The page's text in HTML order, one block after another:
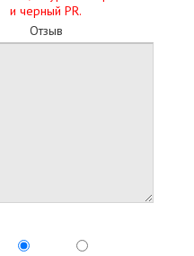
и черный PR.
Отзыв